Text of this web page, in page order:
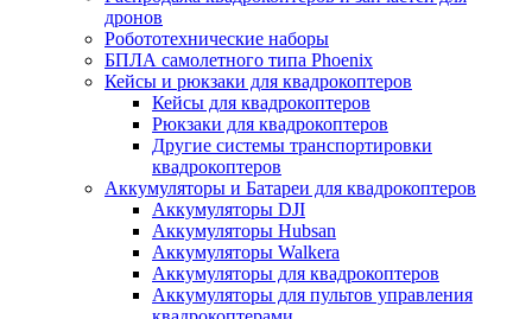
дронов
Робототехнические наборы
БПЛА самолетного типа Phoenix
Кейсы и рюкзаки для квадрокоптеров
Кейсы для квадрокоптеров
Рюкзаки для квадрокоптеров
Другие системы транспортировки
квадрокоптеров
Аккумуляторы и Батареи для квадрокоптеров
Аккумуляторы DJI
Аккумуляторы Hubsan
Аккумуляторы Walkera
Аккумуляторы для квадрокоптеров
Аккумуляторы для пультов управления